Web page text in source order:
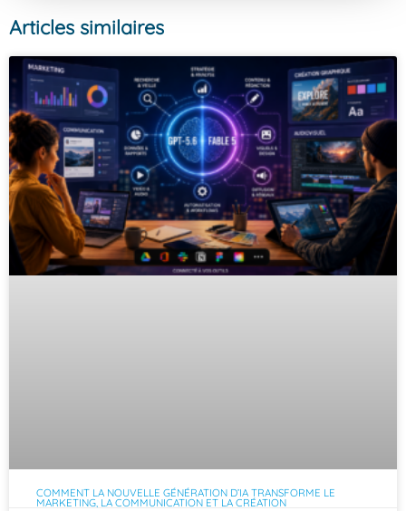
Articles similaires
COMMENT LA NOUVELLE GÉNÉRATION D’IA TRANSFORME LE
MARKETING, LA COMMUNICATION ET LA CRÉATION